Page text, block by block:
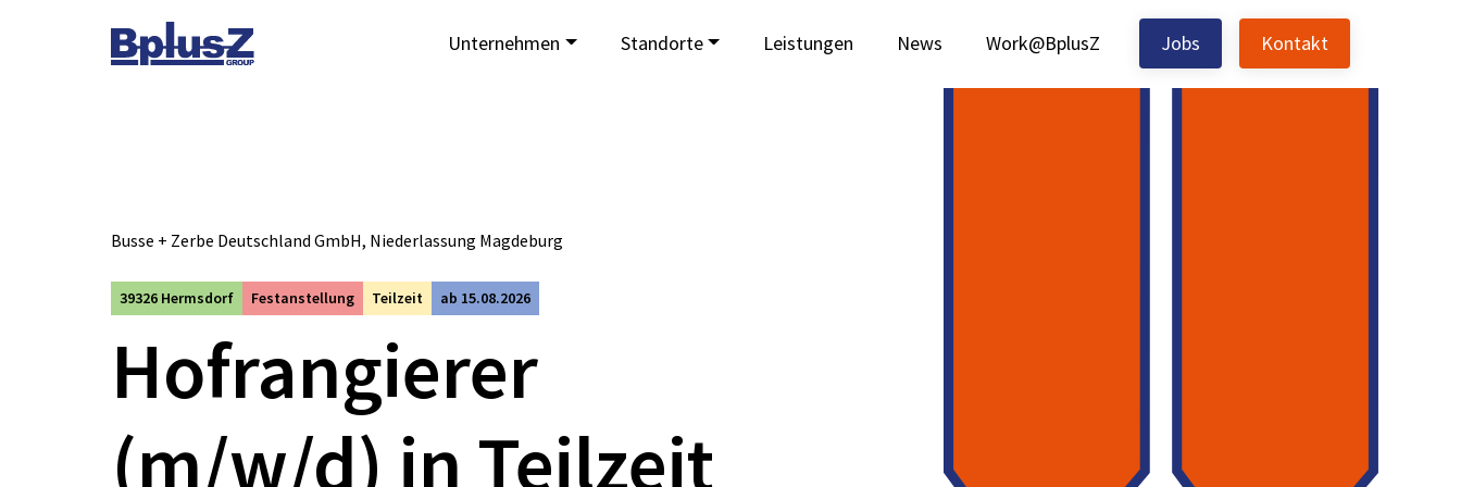
Toggle navigation
Unternehmen Standorte Leistungen News Work@BplusZ Jobs Kontakt
Busse + Zerbe Deutschland GmbH, Niederlassung Magdeburg
39326 Hermsdorf Festanstellung Teilzeit ab 15.08.2026
Hofrangierer
(m/w/d) in Teilzeit